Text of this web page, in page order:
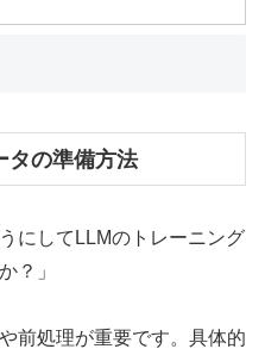
タの準備方法
にしてLLMのトレーニング
？」
前処理が重要です。具体的